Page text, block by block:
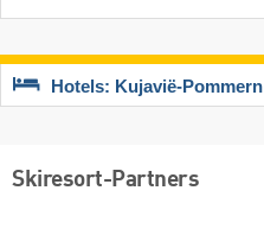
Hotels: Kujavië-Pommern
Skiresort-Partners